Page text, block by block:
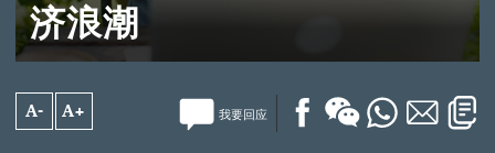
济浪潮
A- A+ 我要回应